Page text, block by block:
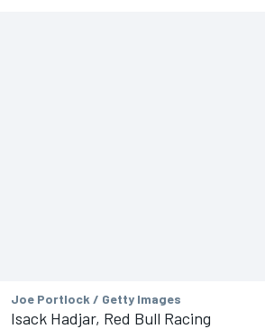
Joe Portlock / Getty Images
Isack Hadjar, Red Bull Racing